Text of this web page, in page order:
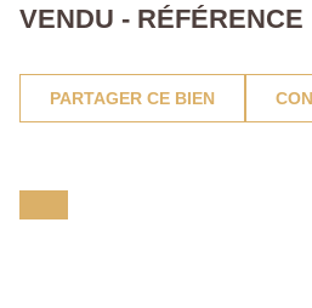
VENDU -
PARTAGER CE BIEN